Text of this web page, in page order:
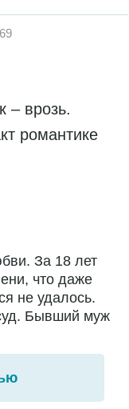
– врозь.
романтике
За 18 лет
что даже
не удалось.
Бывший муж